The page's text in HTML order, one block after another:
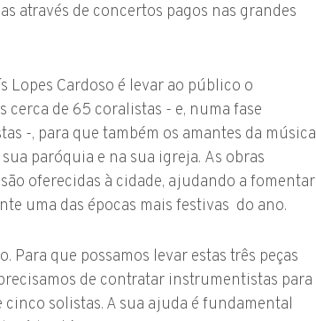
através de concertos pagos nas grandes
Lopes Cardoso é levar ao público o
cerca de 65 coralistas - e, numa fase
-, para que também os amantes da música
paróquia e na sua igreja. As obras
oferecidas à cidade, ajudando a fomentar
uma das épocas mais festivas do ano.
que possamos levar estas três peças
de contratar instrumentistas para
solistas. A sua ajuda é fundamental